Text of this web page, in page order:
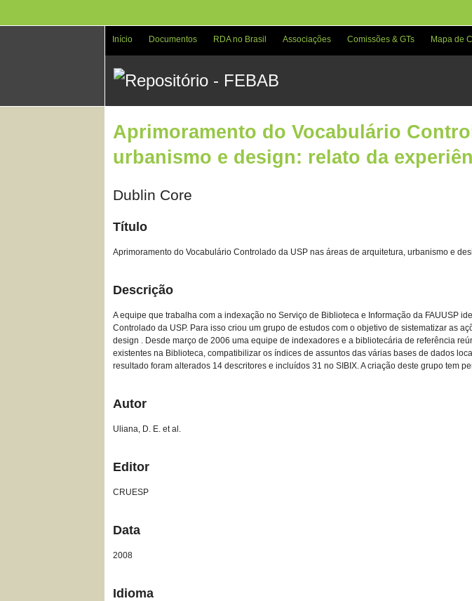
Início Documentos RDA no Brasil Associações Comissões & GTs Mapa de
Aprimoramento do Vocabulário
urbanismo e design: relato da
Dublin Core
Título
Aprimoramento do Vocabulário Controlado da USP nas áreas de arquitetura, urbanismo e
Descrição
A equipe que trabalha com a indexação no Serviço de Biblioteca e Informação da FAUUSP
Controlado da USP. Para isso criou um grupo de estudos com o objetivo de sistematizar as
design . Desde março de 2006 uma equipe de indexadores e a bibliotecária de referência
existentes na Biblioteca, compatibilizar os índices de assuntos das várias bases de dados
resultado foram alterados 14 descritores e incluídos 31 no SIBIX. A criação deste grupo tem
Autor
Uliana, D. E. et al.
Editor
CRUESP
Data
2008
Idioma